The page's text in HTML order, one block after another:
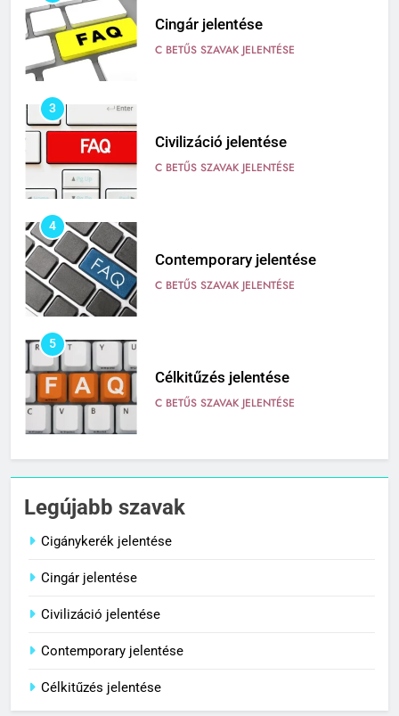
Civilizáció jelentése
C BETŰS SZAVAK JELENTÉSE
4
Contemporary jelentése
C BETŰS SZAVAK JELENTÉSE
5
Célkitűzés jelentése
C BETŰS SZAVAK JELENTÉSE
6
Centrális jelentése
C BETŰS SZAVAK JELENTÉSE
7
Céltudatos jelentése
8
Centenárium jelentése
1
Legújabb szavak
Cigánykerék jelentése
Cingár jelentése
Civilizáció jelentése
Contemporary jelentése
Célkitűzés jelentése